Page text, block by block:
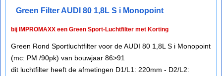
Green Filter AUDI 80 1,8L S i Monopoint
bij IMPROMAXX een Green Sport-Luchtfilter met Korting
Green Rond Sportluchtfilter voor de AUDI 80 1,8L S i Monopoint
(mc: PM /90pk) van bouwjaar 86>91
dit luchtfilter heeft de afmetingen D1/L1: 220mm - D2/L2: